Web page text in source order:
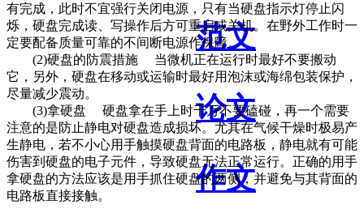
范文
论文
作文
有完成，此时不宜强行关闭电源，只有当硬盘指示灯停止闪
烁，硬盘完成读、写操作后方可重启或关机。在野外工作时一
定要配备质量可靠的不间断电源作保障。
(2)硬盘的防震措施 当微机正在运行时最好不要搬动
它，另外，硬盘在移动或运输时最好用泡沫或海绵包装保护，
尽量减少震动。
(3)拿硬盘 硬盘拿在手上时千万不要磕碰，再一个需要
注意的是防止静电对硬盘造成损坏。尤其在气候干燥时极易产
生静电，若不小心用手触摸硬盘背面的电路板，静电就有可能
伤害到硬盘的电子元件，导致硬盘无法正常运行。正确的用手
拿硬盘的方法应该是用手抓住硬盘的两侧，并避免与其背面的
电路板直接接触。